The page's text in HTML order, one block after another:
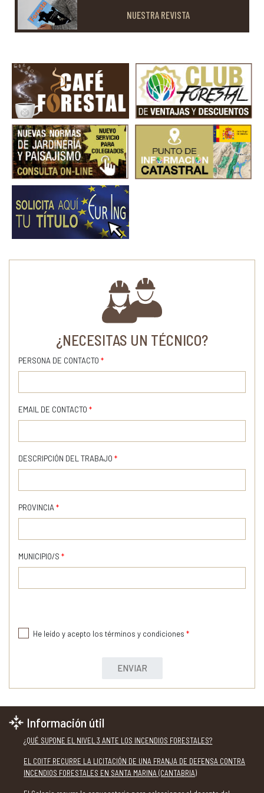
NUESTRA REVISTA
¿NECESITAS UN TÉCNICO?
PERSONA DE CONTACTO *
EMAIL DE CONTACTO *
DESCRIPCIÓN DEL TRABAJO *
PROVINCIA *
MUNICIPIO/S *
He leído y acepto los términos y condiciones *
ENVIAR
Información útil
¿QUÉ SUPONE EL NIVEL 3 ANTE LOS INCENDIOS FORESTALES?
EL COITF RECURRE LA LICITACIÓN DE UNA FRANJA DE DEFENSA CONTRA
INCENDIOS FORESTALES EN SANTA MARINA (CANTABRIA)